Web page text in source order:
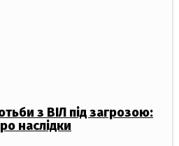
з ВІЛ під загрозою:
наслідки